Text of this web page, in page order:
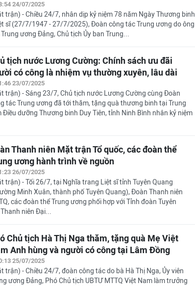
24/07/2025
trận) - Chiều 24/7, nhân dịp kỷ niệm 78 năm Ngày Thương binh
sĩ (27/7/1947 - 27/7/2025), Đoàn công tác Trung ương do ông
ương Đảng, Chủ tịch Ủy ban Trung...
tịch nước Lương Cường: Chính sách ưu đãi
có công là nhiệm vụ thường xuyên, lâu dài
23/07/2025
trận) - Sáng 23/7, Chủ tịch nước Lương Cường cùng Đoàn
tác Trung ương đã tới thăm, tặng quà thương binh tại Trung
Điều dưỡng Thương binh Duy Tiên, tỉnh Ninh Bình nhân kỷ niệm
Thanh niên Mặt trận Tổ quốc, các đoàn thể
ương hành trình về nguồn
26/07/2025
trận) - Tối 26/7, tại Nghĩa trang Liệt sĩ tỉnh Tuyên Quang
Minh Xuân, thành phố Tuyên Quang), Đoàn Thanh niên
các đoàn thể Trung ương phối hợp với Tỉnh đoàn Tuyên
niên Đại...
Chủ tịch Hà Thị Nga thăm, tặng quà Mẹ Việt
Anh hùng và người có công tại Lâm Đồng
25/07/2025
trận) - Chiều 24/7, đoàn công tác do bà Hà Thị Nga, Ủy viên
ương Đảng, Phó Chủ tịch UBTƯ MTTQ Việt Nam làm trưởng